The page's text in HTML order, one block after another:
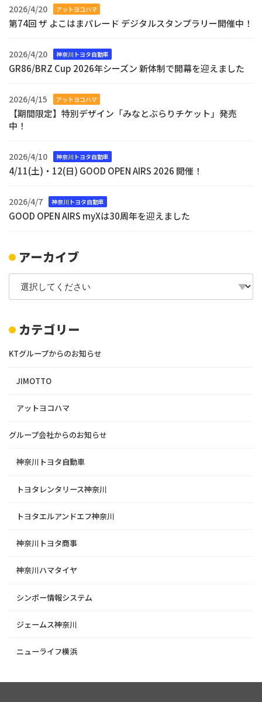
2026/4/20 アットヨコハマ
第74回 ザ よこはまパレード デジタルスタンプラリー開催中！
2026/4/20 神奈川トヨタ自動車
GR86/BRZ Cup 2026年シーズン 新体制で開幕を迎えました
2026/4/15 アットヨコハマ
【期間限定】特別デザイン「みなとぶらりチケット」発売
中！
2026/4/10 神奈川トヨタ自動車
4/11(土)・12(日) GOOD OPEN AIRS 2026 開催！
2026/4/7 神奈川トヨタ自動車
GOOD OPEN AIRS myXは30周年を迎えました
アーカイブ
カテゴリー
KTグループからのお知らせ
JIMOTTO
アットヨコハマ
グループ会社からのお知らせ
神奈川トヨタ自動車
トヨタレンタリース神奈川
トヨタエルアンドエフ神奈川
神奈川トヨタ商事
神奈川ハマタイヤ
シンポー情報システム
ジェームス神奈川
ニューライフ横浜